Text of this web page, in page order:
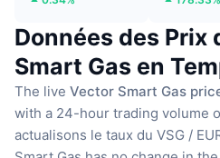
Données des Prix
Smart Gas en
The live Vector Smart Gas
with a 24-hour trading volume
actualisons le taux du VSG /